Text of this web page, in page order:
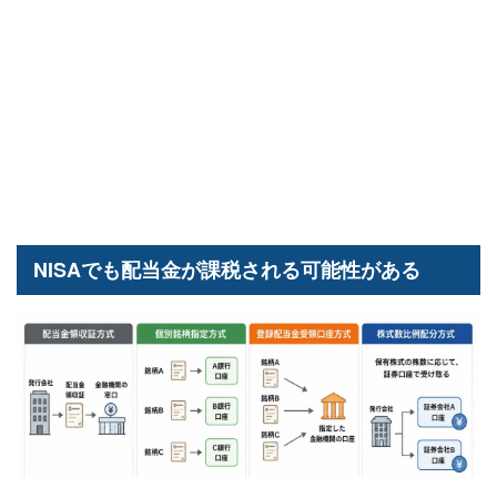
NISAでも配当金が課税される可能性がある